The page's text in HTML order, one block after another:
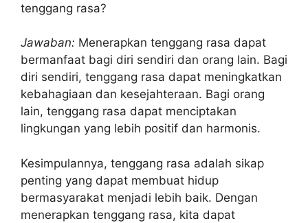
tenggang rasa?
Jawaban: Menerapkan tenggang rasa dapat
bermanfaat bagi diri sendiri dan orang lain. Bagi
diri sendiri, tenggang rasa dapat meningkatkan
kebahagiaan dan kesejahteraan. Bagi orang
lain, tenggang rasa dapat menciptakan
lingkungan yang lebih positif dan harmonis.
Kesimpulannya, tenggang rasa adalah sikap
penting yang dapat membuat hidup
bermasyarakat menjadi lebih baik. Dengan
menerapkan tenggang rasa, kita dapat